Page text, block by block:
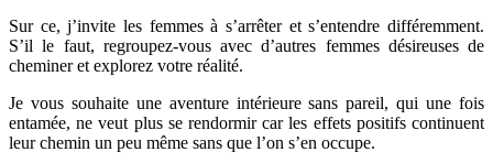
Sur ce, j’invite les femmes à s’arrêter et s’entendre différemment.
S’il le faut, regroupez-vous avec d’autres femmes désireuses de
cheminer et explorez votre réalité.
Je vous souhaite une aventure intérieure sans pareil, qui une fois
entamée, ne veut plus se rendormir car les effets positifs continuent
leur chemin un peu même sans que l’on s’en occupe.